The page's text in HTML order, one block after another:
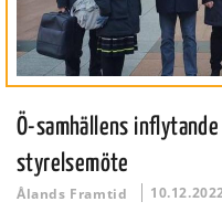
Ö-samhällens inflytande
styrelsemöte
Ålands Framtid